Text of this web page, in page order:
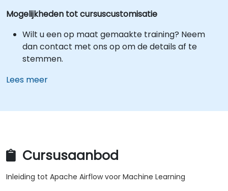
Mogelijkheden tot cursuscustomisatie
Wilt u een op maat gemaakte training? Neem
dan contact met ons op om de details af te
stemmen.
Lees meer
Cursusaanbod
Inleiding tot Apache Airflow voor Machine Learning